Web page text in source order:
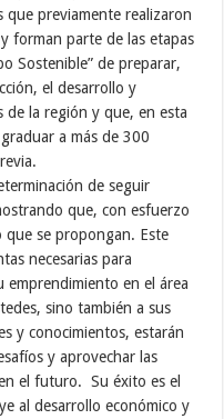
que previamente realizaron
forman parte de las etapas
Sostenible” de preparar,
el desarrollo y
de la región y que, en esta
a más de 300
de seguir
que, con esfuerzo
se propongan. Este
necesarias para
emprendimiento en el área
sino también a sus
y conocimientos, estarán
y aprovechar las
el futuro. Su éxito es el
al desarrollo económico y